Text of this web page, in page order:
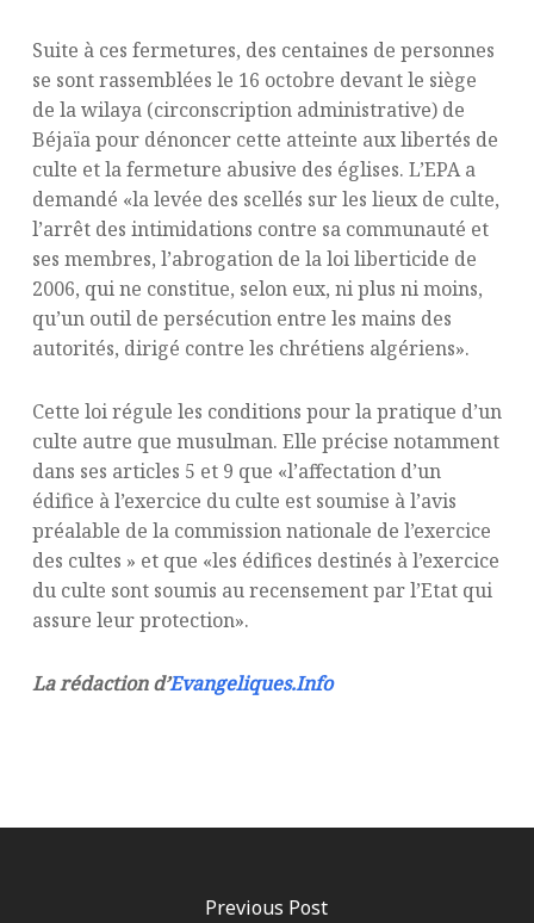
Suite à ces fermetures, des centaines de personnes
se sont rassemblées le 16 octobre devant le siège
de la wilaya (circonscription administrative) de
Béjaïa pour dénoncer cette atteinte aux libertés de
culte et la fermeture abusive des églises. L’EPA a
demandé «la levée des scellés sur les lieux de culte,
l’arrêt des intimidations contre sa communauté et
ses membres, l’abrogation de la loi liberticide de
2006, qui ne constitue, selon eux, ni plus ni moins,
qu’un outil de persécution entre les mains des
autorités, dirigé contre les chrétiens algériens».
Cette loi régule les conditions pour la pratique d’un
culte autre que musulman. Elle précise notamment
dans ses articles 5 et 9 que «l’affectation d’un
édifice à l’exercice du culte est soumise à l’avis
préalable de la commission nationale de l’exercice
des cultes » et que «les édifices destinés à l’exercice
du culte sont soumis au recensement par l’Etat qui
assure leur protection».
La rédaction d’Evangeliques.Info
Previous Post